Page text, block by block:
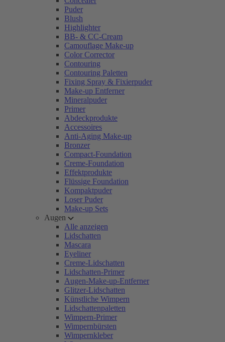
Puder
Blush
Highlighter
BB- & CC-Cream
Camouflage Make-up
Color Corrector
Contouring
Contouring Paletten
Fixing Spray & Fixierpuder
Make-up Entferner
Mineralpuder
Primer
Abdeckprodukte
Accessoires
Anti-Aging Make-up
Bronzer
Compact-Foundation
Creme-Foundation
Effektprodukte
Flüssige Foundation
Kompaktpuder
Loser Puder
Make-up Sets
Augen
Alle anzeigen
Lidschatten
Mascara
Eyeliner
Creme-Lidschatten
Lidschatten-Primer
Augen-Make-up-Entferner
Glitzer-Lidschatten
Künstliche Wimpern
Lidschattenpaletten
Wimpern-Primer
Wimpernbürsten
Wimpernkleber